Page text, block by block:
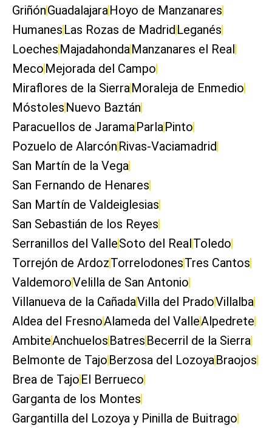
GriñónGuadalajaraHoyo de Manzanares
Humanes Las Rozas de Madrid Leganés
Loeches MajadahondaManzanares el Real
Meco Mejorada del Campo
Miraflores de la SierraMoraleja de Enmedio
Móstoles Nuevo Baztán
Paracuellos de JaramaParlaPinto
Pozuelo de Alarcón Rivas-Vaciamadrid
San Martín de la Vega
San Fernando de Henares
San Martín de Valdeiglesias
San Sebastián de los Reyes
Serranillos del ValleSoto del RealToledo
Torrejón de ArdozTorrelodonesTres Cantos
ValdemoroVelilla de San Antonio
Villanueva de la CañadaVilla del PradoVillalba
Aldea del FresnoAlameda del ValleAlpedrete
AmbiteAnchuelos Batres Becerril de la Sierra
Belmonte de Tajo Berzosa del LozoyaBraojos
Brea de Tajo El Berrueco
Garganta de los Montes
Gargantilla del Lozoya y Pinilla de Buitrago